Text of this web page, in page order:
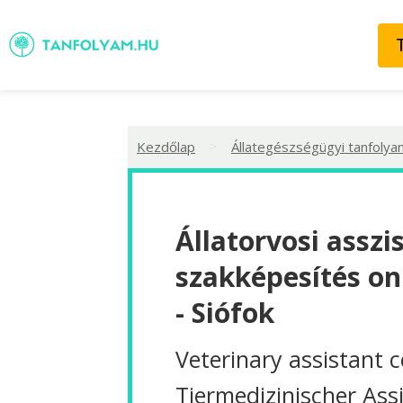
Kezdőlap Állategészségügyi
Állatorvosi
szakképesítés
- Siófok
Veterinary assistant
Tiermedizinischer